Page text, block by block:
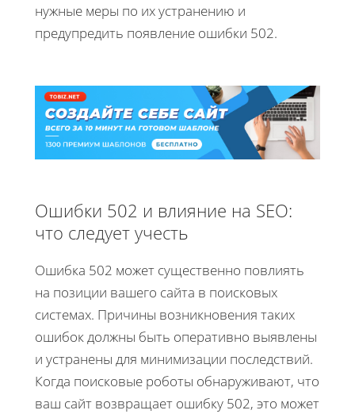
нужные меры по их устранению и
предупредить появление ошибки 502.
Ошибки 502 и влияние на SEO:
что следует учесть
Ошибка 502 может существенно повлиять
на позиции вашего сайта в поисковых
системах. Причины возникновения таких
ошибок должны быть оперативно выявлены
и устранены для минимизации последствий.
Когда поисковые роботы обнаруживают, что
ваш сайт возвращает ошибку 502, это может